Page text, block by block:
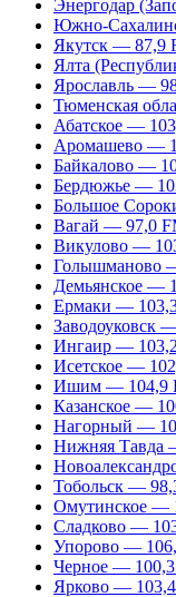
Энергодар
Южно-
Якутск — 87,9
Ялта
Ярославль —
Тюменская
Абатское —
Аромашево —
Байкалово —
Бердюжье —
Большое
Вагай — 97,0
Викулово —
Голышманово
Демьянское —
Ермаки —
Заводоуковск
Ингаир —
Исетское —
Ишим — 104,9
Казанское —
Нагорный —
Нижняя Тавда
Тобольск —
Омутинское —
Сладково —
Упорово —
Черное —
Ярково —